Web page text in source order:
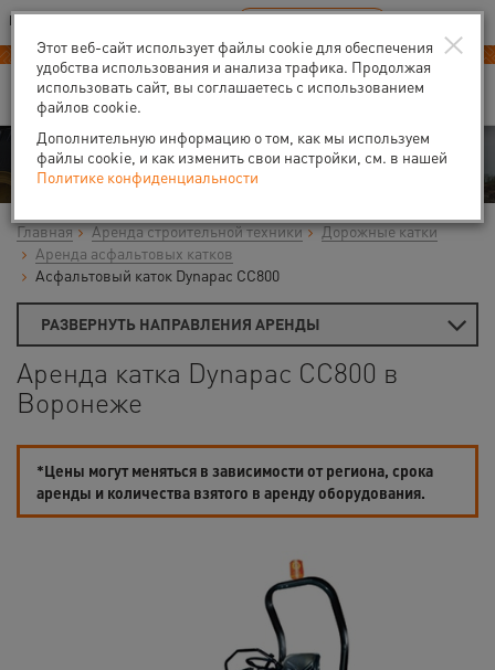
Ваш город:Воронеж
В Вашем регионе нет наших офисов RU EN
Аренда
Главная Аренда строительной техники
Дорожные катки
Аренда асфальтовых катков
Асфальтовый каток Dynapac CС800
РАЗВЕРНУТЬ НАПРАВЛЕНИЯ АРЕНДЫ
Аренда катка Dynapac CС800 в
Воронеже
*Цены могут меняться в зависимости от региона, срока
аренды и количества взятого в аренду оборудования.
×
Этот веб-сайт использует файлы cookie для обеспечения
удобства использования и анализа трафика. Продолжая
использовать сайт, вы соглашаетесь с использованием
файлов cookie.
Дополнительную информацию о том, как мы используем
файлы cookie, и как изменить свои настройки, см. в нашей
Политике конфиденциальности